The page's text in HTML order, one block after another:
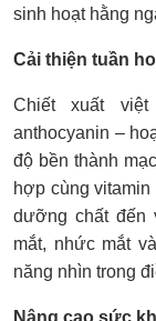
sinh hoạt hằng
Cải thiện tuần
Chiết xuất việt
anthocyanin –
độ bền thành
hợp cùng
dưỡng chất đến
mắt, nhức mắt
năng nhìn trong
Nâng cao sức